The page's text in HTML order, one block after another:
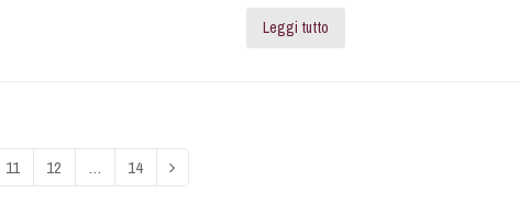
Leggi tutto
Page
11 Page
12 … Page
14